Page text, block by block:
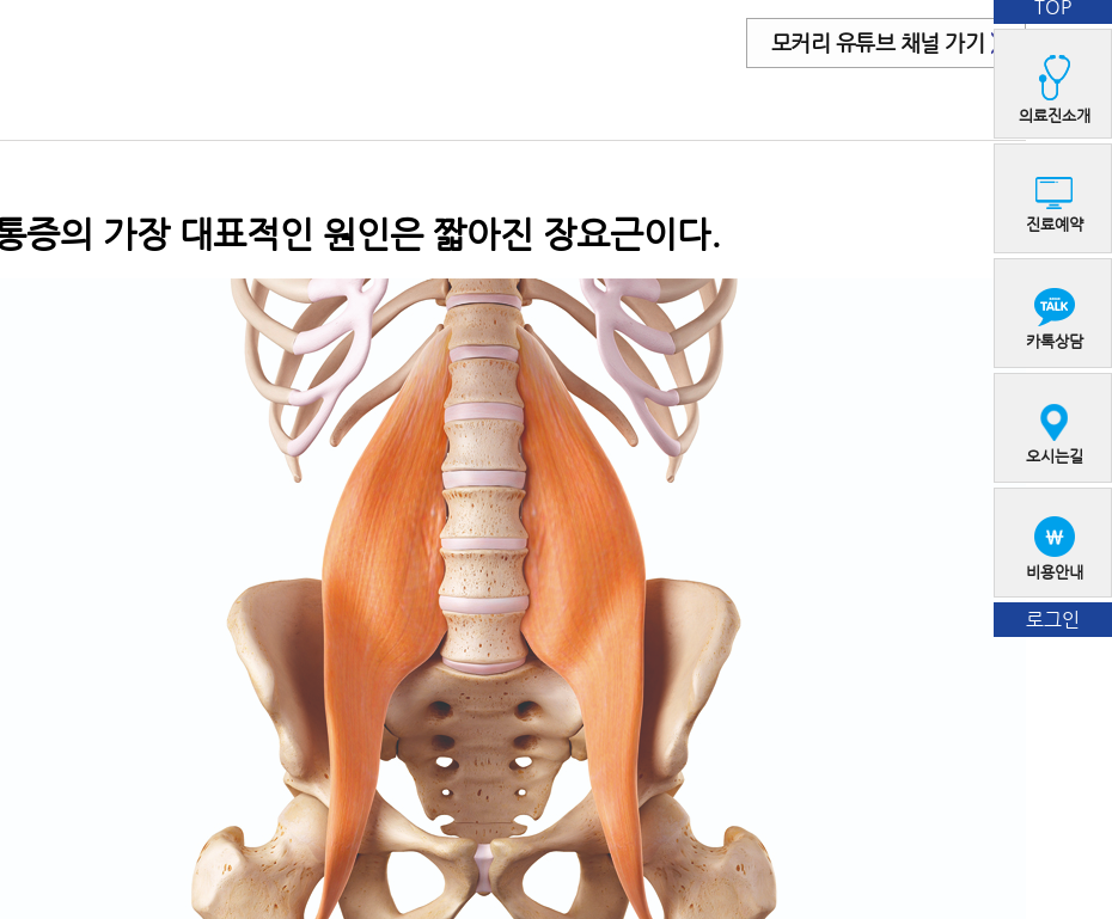
TOP
의료진소개
진료예약
카톡상담
오시는길
비용안내
로그인
모커리 유튜브 채널 가기 >
증의 가장 대표적인 원인은 짧아진 장요근이다.